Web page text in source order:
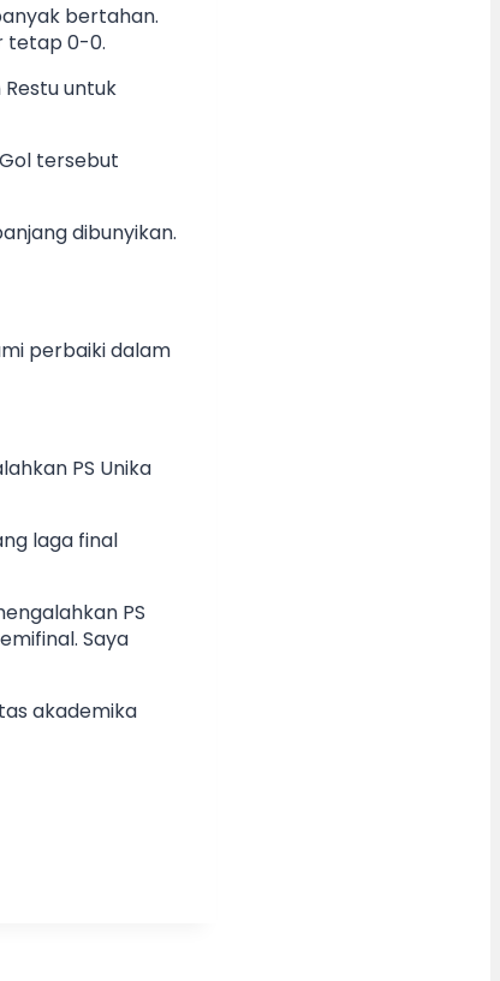
bertahan.
tetap 0-0.
untuk
tersebut
dibunyikan.
perbaiki dalam
PS Unika
laga final
PS
Saya
akademika